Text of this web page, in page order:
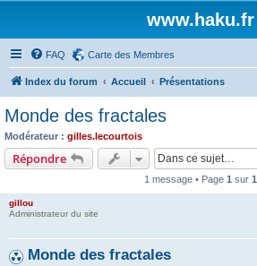
www.haku.fr
FAQ Carte des Membres
Index du forum Accueil Présentations
Monde des fractales
Modérateur : gilles.lecourtois
Répondre
1 message • Page 1 sur 1
gillou
Administrateur du site
Monde des fractales